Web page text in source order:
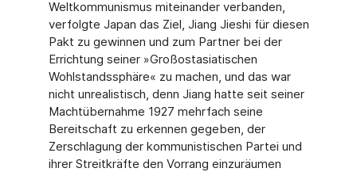
Weltkommunismus miteinander verbanden,
verfolgte Japan das Ziel, Jiang Jieshi für diesen
Pakt zu gewinnen und zum Partner bei der
Errichtung seiner »Großostasiatischen
Wohlstandssphäre« zu machen, und das war
nicht unrealistisch, denn Jiang hatte seit seiner
Machtübernahme 1927 mehrfach seine
Bereitschaft zu erkennen gegeben, der
Zerschlagung der kommunistischen Partei und
ihrer Streitkräfte den Vorrang einzuräumen